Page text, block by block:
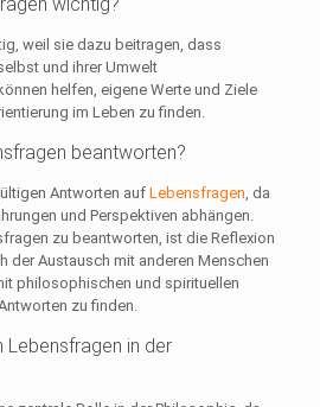
weil sie dazu beitragen, dass
und ihrer Umwelt
helfen, eigene Werte und Ziele
im Leben zu finden.
beantworten?
Antworten auf Lebensfragen, da
und Perspektiven abhängen.
zu beantworten, ist die Reflexion
der Austausch mit anderen Menschen
philosophischen und spirituellen
zu finden.
Lebensfragen in der